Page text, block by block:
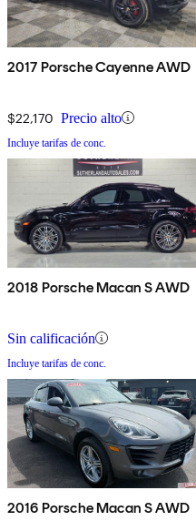
2017 Porsche Cayenne AWD
$22,170 Precio alto
Incluye tarifas de conc.
2018 Porsche Macan S AWD
Sin calificación
Incluye tarifas de conc.
2016 Porsche Macan S AWD